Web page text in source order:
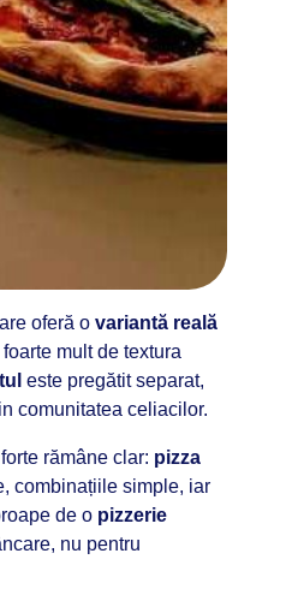
oferă o variantă reală
mult de textura
este pregătit separat,
comunitatea celiacilor.
rămâne clar: pizza
combinațiile simple, iar
de o pizzerie
nu pentru